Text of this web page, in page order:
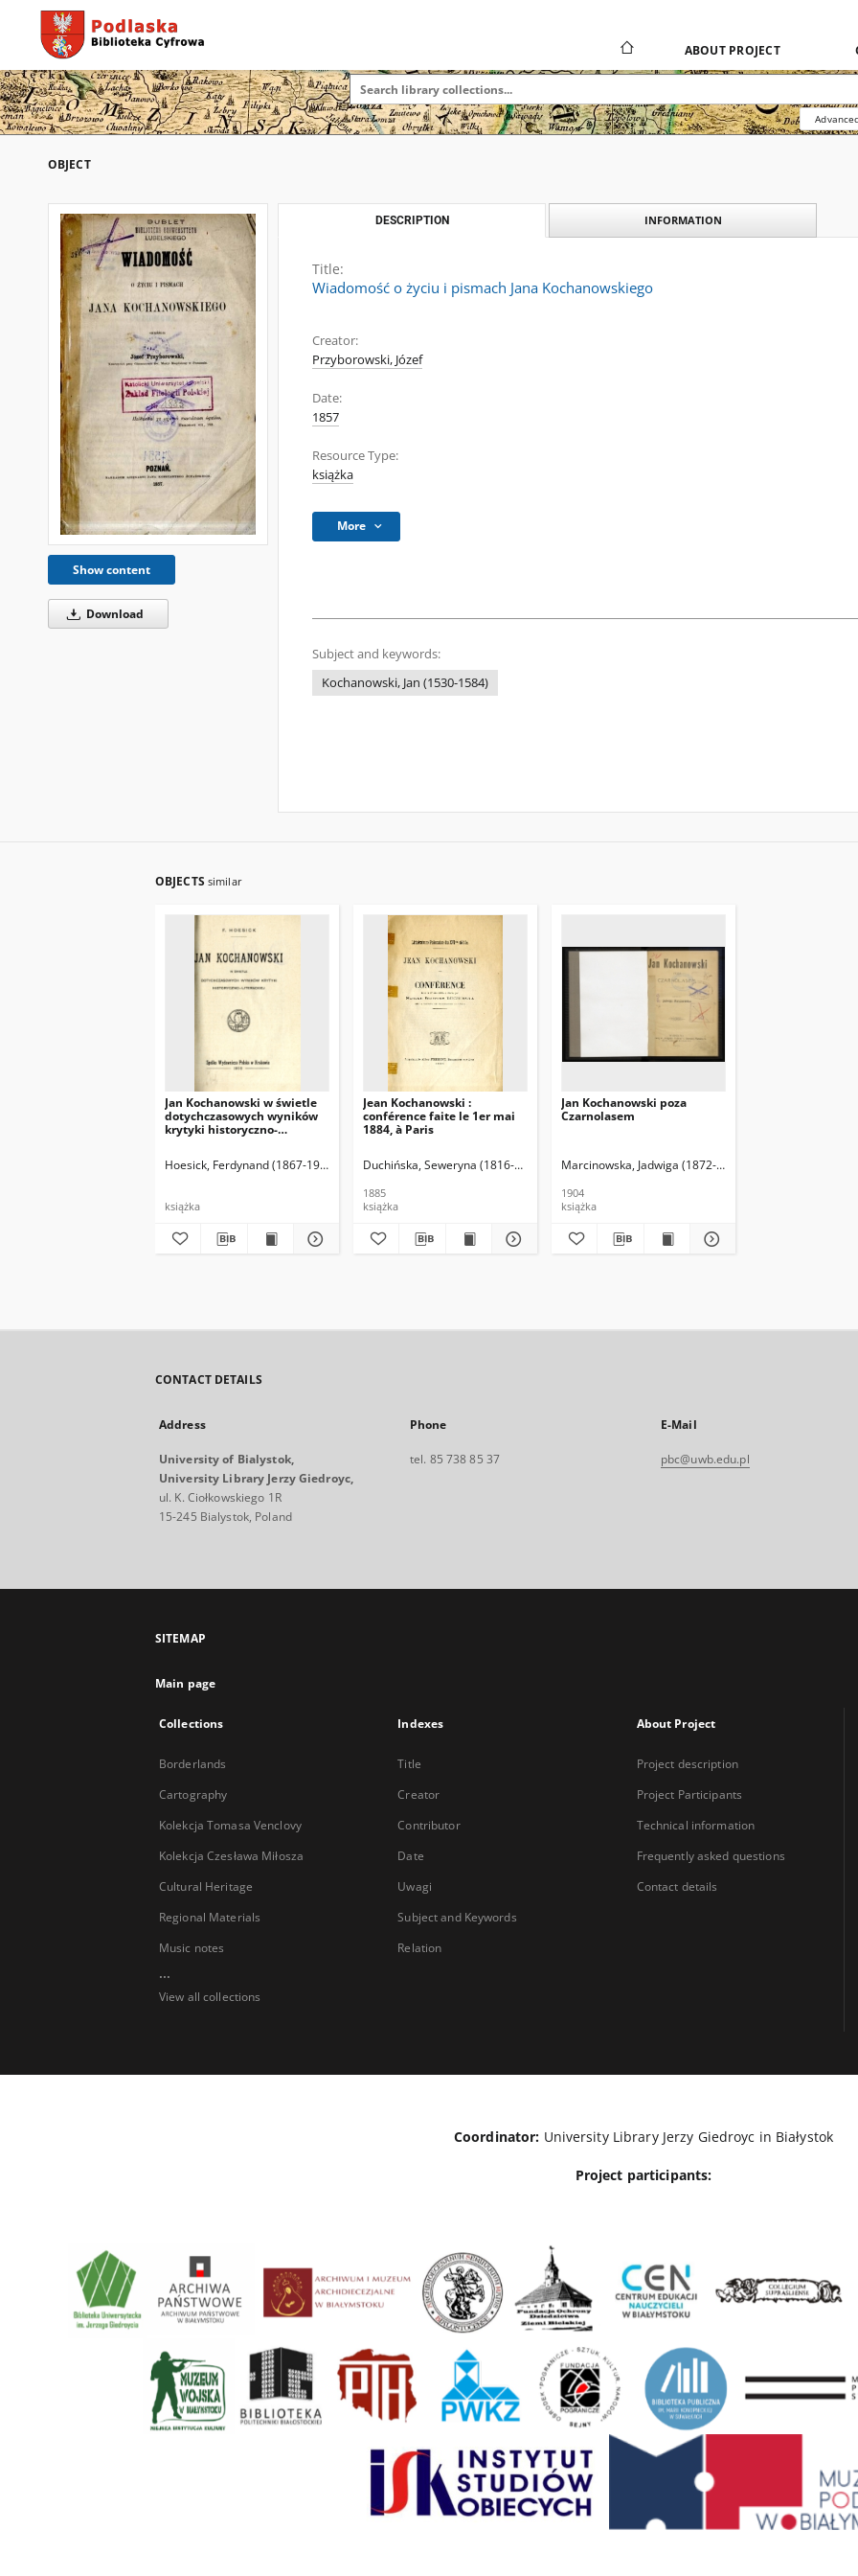
ABOUT PROJECT
OBJECT
Show content
Download
DESCRIPTION INFORMATION
Title:
Wiadomość o życiu i pismach Jana Kochanowskiego
Creator:
Przyborowski, Józef
Date:
1857
Resource Type:
książka
More
Subject and keywords:
Kochanowski, Jan (1530-1584)
OBJECTS similar
Jan Kochanowski w świetle
dotychczasowych wyników
krytyki historyczno-
Hoesick, Ferdynand (1867-1941)
książka
Jean Kochanowski :
conférence faite le 1er mai
1884, à Paris
Duchińska, Seweryna (1816-1905)
1885
książka
Jan Kochanowski poza
Czarnolasem
Marcinowska, Jadwiga (1872-1943)
1904
książka
CONTACT DETAILS
Address
University of Bialystok,
University Library Jerzy Giedroyc,
ul. K. Ciołkowskiego 1R
15-245 Bialystok, Poland
Phone
tel. 85 738 85 37
E-Mail
pbc@uwb.edu.pl
SITEMAP
Main page
Collections
Borderlands
Cartography
Kolekcja Tomasa Venclovy
Kolekcja Czesława Miłosza
Cultural Heritage
Regional Materials
Music notes
...
View all collections
Indexes
Title
Creator
Contributor
Date
Uwagi
Subject and Keywords
Relation
About Project
Project description
Project Participants
Technical information
Frequently asked questions
Contact details
Coordinator: University Library Jerzy Giedroyc in Białystok
Project participants: